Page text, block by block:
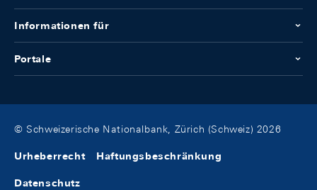
Informationen für
Portale
© Schweizerische Nationalbank, Zürich (Schweiz) 2026
Urheberrecht Haftungsbeschränkung
Datenschutz